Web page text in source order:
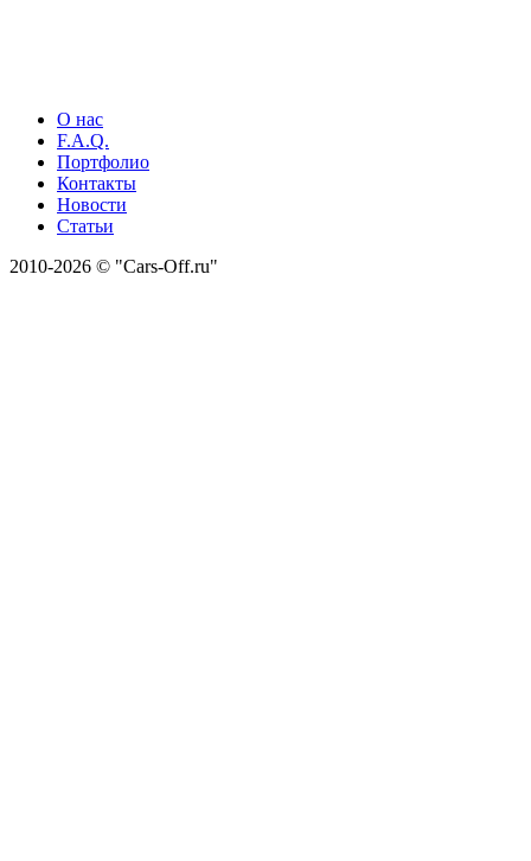
О нас
F.A.Q.
Портфолио
Контакты
Новости
Статьи
2010-2026 © "Cars-Off.ru"